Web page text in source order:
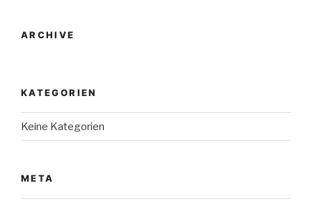
ARCHIVE
KATEGORIEN
Keine Kategorien
META